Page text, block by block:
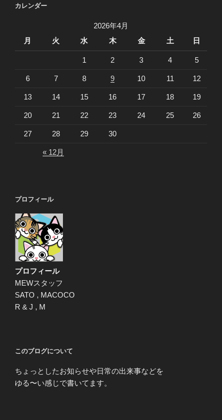
カレンダー
2026年4月
月
火 水 木 金 土 日
1 2 3 4 5
6 7 8 9 10 11 12
13 14 15 16 17 18 19
20 21 22 23 24 25 26
27 28 29 30
« 12月
プロフィール
プロフィール
MEWスタッフ
SATO , MACOCO
R & J , M
このブログについて
ちょっとしたお知らせや日常の出来事などを
ゆる〜い感じで書いてます。